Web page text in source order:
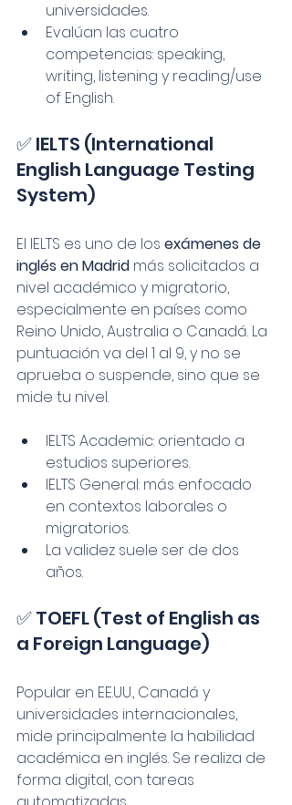
universidades.
Evalúan las cuatro
competencias: speaking,
writing, listening y reading/use
of English.
✅ IELTS (International
English Language Testing
System)
El IELTS es uno de los exámenes de
inglés en Madrid más solicitados a
nivel académico y migratorio,
especialmente en países como
Reino Unido, Australia o Canadá. La
puntuación va del 1 al 9, y no se
aprueba o suspende, sino que se
mide tu nivel.
IELTS Academic: orientado a
estudios superiores.
IELTS General: más enfocado
en contextos laborales o
migratorios.
La validez suele ser de dos
años.
✅ TOEFL (Test of English as
a Foreign Language)
Popular en EE.UU., Canadá y
universidades internacionales,
mide principalmente la habilidad
académica en inglés. Se realiza de
forma digital, con tareas